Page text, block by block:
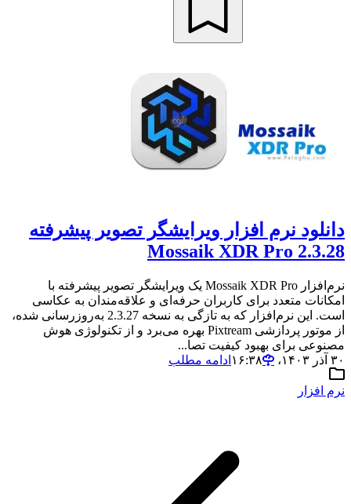
دانلود نرم افزار ویرایشگر تصویر پیشرفته
Mossaik XDR Pro 2.3.28
نرم‌افزار Mossaik XDR Pro یک ویرایشگر تصویر پیشرفته با
امکانات متعدد برای کاربران حرفه‌ای و علاقه‌مندان به عکاسی
است. این نرم‌افزار که به تازگی به نسخه 2.3.27 به‌روزرسانی شده،
از موتور پردازشی Pixtream بهره می‌برد و از تکنولوژی هوش
مصنوعی برای بهبود کیفیت تصا...
۳۰ آذر ۱۴۰۳،‏ ۱۶:۳۸
ادامه مطلب
نرم افزار